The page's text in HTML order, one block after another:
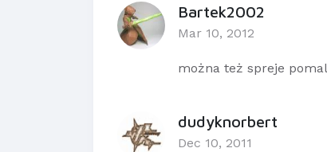
Bartek2002
Mar 10, 2012
można też spreje
dudyknorbert
Dec 10, 2011